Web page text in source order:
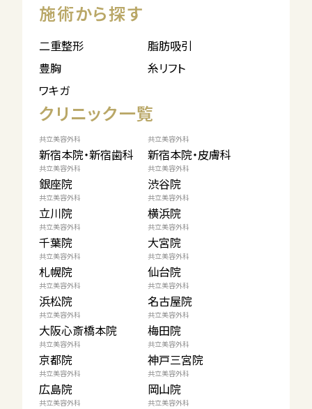
施術から探す
二重整形
脂肪吸引
豊胸
糸リフト
ワキガ
クリニック一覧
共立美容外科
新宿本院・新宿歯科
共立美容外科
新宿本院・皮膚科
共立美容外科
銀座院
共立美容外科
渋谷院
共立美容外科
立川院
共立美容外科
横浜院
共立美容外科
千葉院
共立美容外科
大宮院
共立美容外科
札幌院
共立美容外科
仙台院
共立美容外科
浜松院
共立美容外科
名古屋院
共立美容外科
大阪心斎橋本院
共立美容外科
梅田院
共立美容外科
京都院
共立美容外科
神戸三宮院
共立美容外科
広島院
共立美容外科
岡山院
共立美容外科 共立美容外科